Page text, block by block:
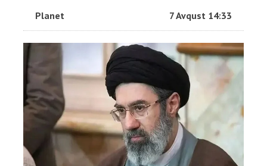
Planet 7 Avqust 14:33